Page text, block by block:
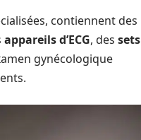
contiennent des
appareils d’ECG, des sets
gynécologique